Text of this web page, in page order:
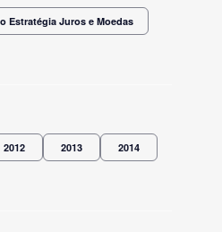
Estratégia Juros e Moedas
2012 2013 2014